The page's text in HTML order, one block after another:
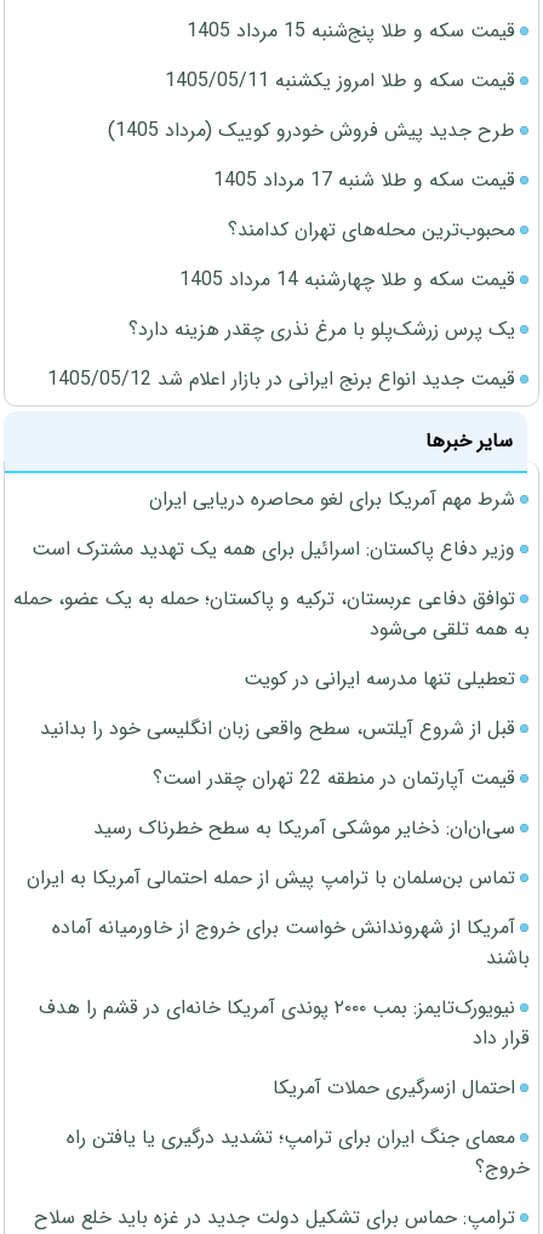
قیمت سکه و طلا پنج‌شنبه 15 مرداد 1405
قیمت سکه و طلا امروز یکشنبه 1405/05/11
طرح جدید پیش فروش خودرو کوییک (مرداد 1405)
قیمت سکه و طلا شنبه 17 مرداد 1405
محبوب‌ترین محله‌های تهران کدامند؟
قیمت سکه و طلا چهارشنبه 14 مرداد 1405
یک پرس زرشک‌پلو با مرغ نذری چقدر هزینه دارد؟
قیمت جدید انواع برنج ایرانی در بازار اعلام شد 1405/05/12
سایر خبرها
شرط مهم آمریکا برای لغو محاصره دریایی ایران
وزیر دفاع پاکستان: اسرائیل برای همه یک تهدید مشترک است
توافق دفاعی عربستان، ترکیه و پاکستان؛ حمله به یک عضو، حمله
به همه تلقی می‌شود
تعطیلی تنها مدرسه ایرانی در کویت
قبل از شروع آیلتس، سطح واقعی زبان انگلیسی خود را بدانید
قیمت آپارتمان در منطقه 22 تهران چقدر است؟
سی‌ان‌ان: ذخایر موشکی آمریکا به سطح خطرناک رسید
تماس بن‌سلمان با ترامپ پیش از حمله احتمالی آمریکا به ایران
آمریکا از شهروندانش خواست برای خروج از خاورمیانه آماده
باشند
نیویورک‌تایمز: بمب ۲۰۰۰ پوندی آمریکا خانه‌ای در قشم را هدف
قرار داد
احتمال ازسرگیری حملات آمریکا
معمای جنگ ایران برای ترامپ؛ تشدید درگیری یا یافتن راه
خروج؟
ترامپ: حماس برای تشکیل دولت جدید در غزه باید خلع سلاح